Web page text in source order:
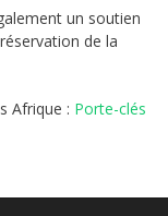
un soutien
de la
Afrique : Porte-clés